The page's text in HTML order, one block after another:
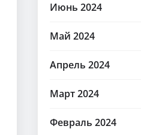
Июнь 2024
Май 2024
Апрель 2024
Март 2024
Февраль 2024